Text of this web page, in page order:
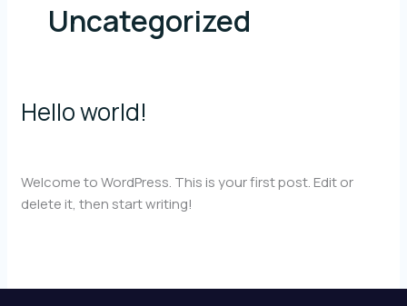
Uncategorized
Hello world!
Welcome to WordPress. This is your first post. Edit or
delete it, then start writing!
Hello